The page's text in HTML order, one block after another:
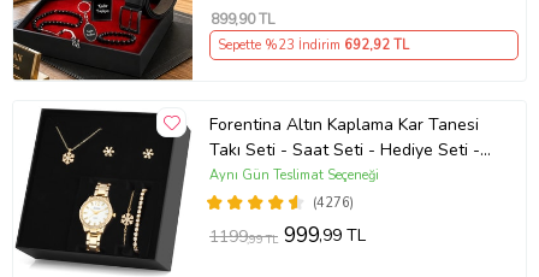
899,90 TL
Sepette %23 İndirim 692,92 TL
Forentina Altın Kaplama Kar Tanesi
Takı Seti - Saat Seti - Hediye Seti -
PS1081
(4276)
Aynı Gün Teslimat Seçeneği
1199,99 TL 999,99 TL